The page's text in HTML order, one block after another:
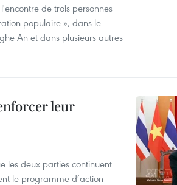
de trois personnes
populaire », dans le
An et dans plusieurs autres
leur
les deux parties continuent
le programme d’action